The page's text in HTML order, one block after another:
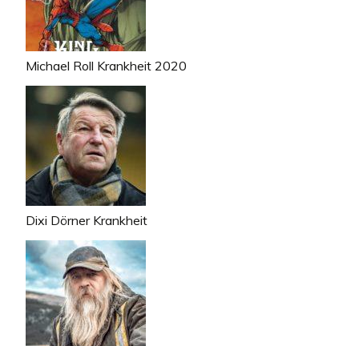
Michael Roll Krankheit 2020
Dixi Dörner Krankheit